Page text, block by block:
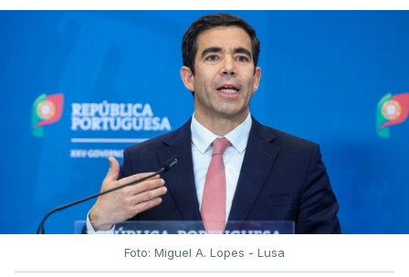
Foto: Miguel A. Lopes - Lusa